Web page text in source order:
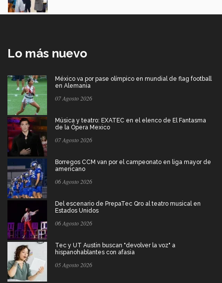
Lo más nuevo
México va por pase olímpico en mundial de flag football
en Alemania
07 Agosto 2026
Música y teatro: EXATEC en el elenco de El Fantasma
de la Ópera Mexico
07 Agosto 2026
Borregos CCM van por el campeonato en liga mayor de
americano
06 Agosto 2026
Del escenario de PrepaTec Qro al teatro musical en
Estados Unidos
06 Agosto 2026
Tec y UT Austin buscan "devolver la voz" a
hispanohablantes con afasia
05 Agosto 2026